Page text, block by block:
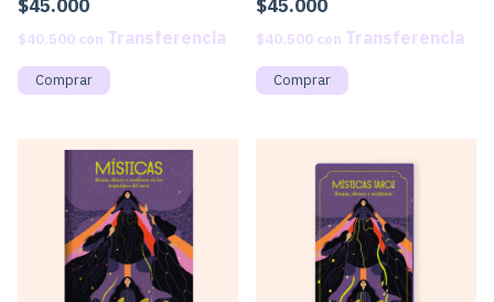
$45.000
$40.500 con
$45.000
$40.500 con